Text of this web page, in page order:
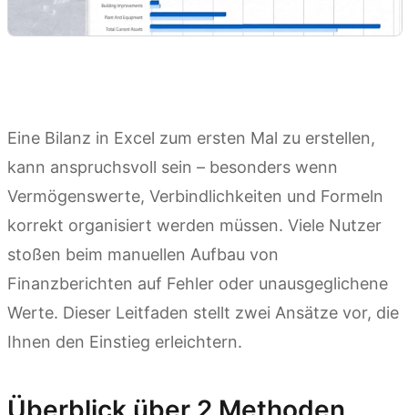
Eine Bilanz in Excel zum ersten Mal zu erstellen,
kann anspruchsvoll sein – besonders wenn
Vermögenswerte, Verbindlichkeiten und Formeln
korrekt organisiert werden müssen. Viele Nutzer
stoßen beim manuellen Aufbau von
Finanzberichten auf Fehler oder unausgeglichene
Werte. Dieser Leitfaden stellt zwei Ansätze vor, die
Ihnen den Einstieg erleichtern.